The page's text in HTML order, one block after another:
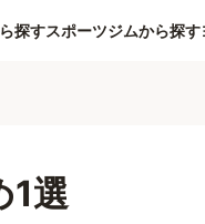
探すスポーツジムから探す
1選